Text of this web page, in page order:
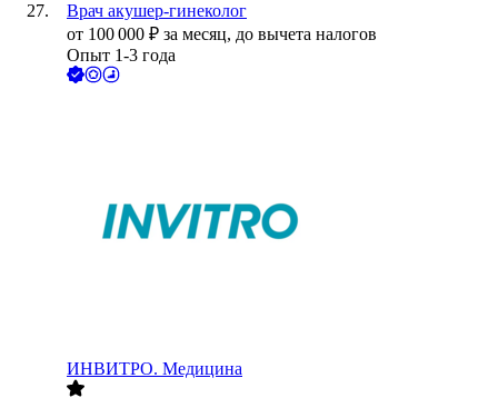
Врач акушер-гинеколог
от 100 000 ₽ за месяц, до вычета налогов
Опыт 1-3 года
ИНВИТРО. Медицина